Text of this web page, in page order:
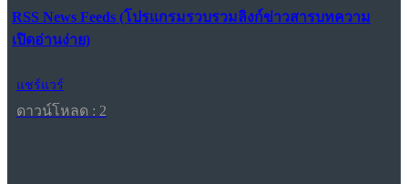
RSS News Feeds (โปรแกรมรวบรวมลิงก์ข่าวสารบทความ
เปิดอ่านง่าย)
แชร์แวร์
ดาวน์โหลด : 2